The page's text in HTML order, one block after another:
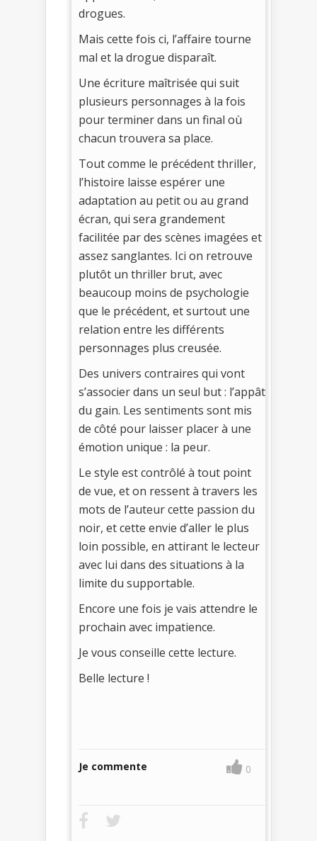
drogues.
Mais cette fois ci, l’affaire tourne
mal et la drogue disparaît.
Une écriture maîtrisée qui suit
plusieurs personnages à la fois
pour terminer dans un final où
chacun trouvera sa place.
Tout comme le précédent thriller,
l’histoire laisse espérer une
adaptation au petit ou au grand
écran, qui sera grandement
facilitée par des scènes imagées et
assez sanglantes. Ici on retrouve
plutôt un thriller brut, avec
beaucoup moins de psychologie
que le précédent, et surtout une
relation entre les différents
personnages plus creusée.
Des univers contraires qui vont
s’associer dans un seul but : l’appât
du gain. Les sentiments sont mis
de côté pour laisser placer à une
émotion unique : la peur.
Le style est contrôlé à tout point
de vue, et on ressent à travers les
mots de l’auteur cette passion du
noir, et cette envie d’aller le plus
loin possible, en attirant le lecteur
avec lui dans des situations à la
limite du supportable.
Encore une fois je vais attendre le
prochain avec impatience.
Je vous conseille cette lecture.
Belle lecture !
Je commente 0